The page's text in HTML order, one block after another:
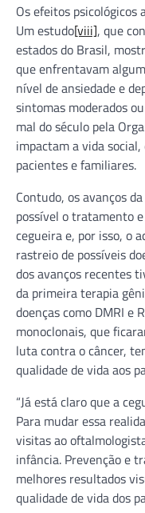
Os efeitos psicológicos
Um estudo[viii], que
estados do Brasil,
que enfrentavam
nível de ansiedade e
sintomas moderados
mal do século pela
impactam a vida
pacientes e familiares.
Contudo, os avanços
possível o tratamento
cegueira e, por isso, o
rastreio de possíveis
dos avanços recentes
da primeira terapia
doenças como DMRI e
monoclonais, que
luta contra o câncer,
qualidade de vida aos
“Já está claro que a
Para mudar essa
visitas ao
infância. Prevenção e
melhores resultados
qualidade de vida dos